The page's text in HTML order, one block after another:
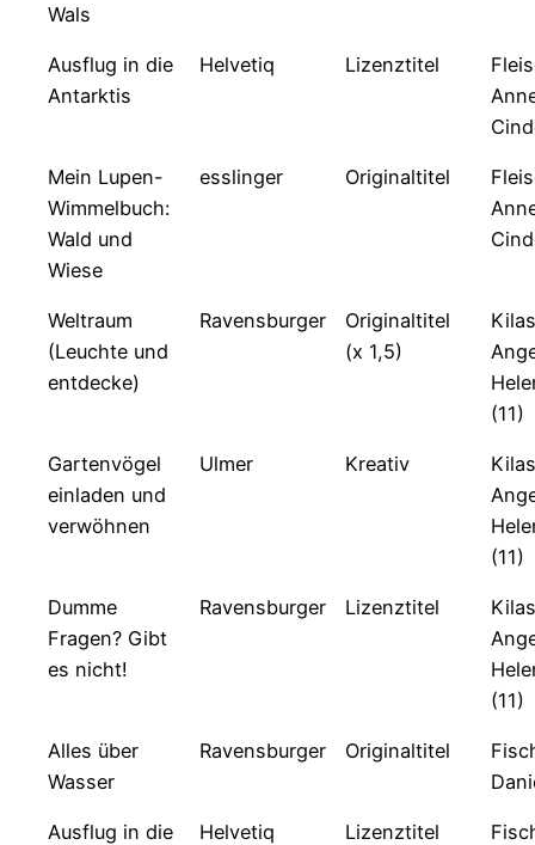
Wals
Ausflug in die
Antarktis
Helvetiq Lizenztitel
Mein Lupen-
Wimmelbuch:
Wald und
Wiese
esslinger Originaltitel
Weltraum
(Leuchte und
entdecke)
Ravensburger
Originaltitel
(x 1,5)
(11)
Gartenvögel
einladen und
verwöhnen
Ulmer Kreativ
(11)
Dumme
Fragen? Gibt
es nicht!
Ravensburger Lizenztitel
(11)
Alles über
Wasser
Ravensburger Originaltitel
Ausflug in die
Helvetiq Lizenztitel